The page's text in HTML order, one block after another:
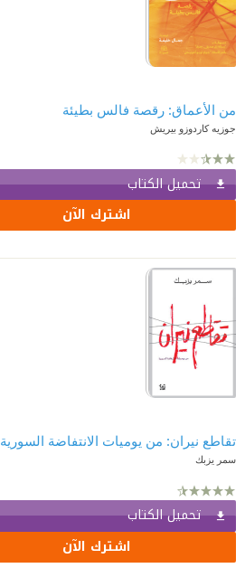
من الأعماق: رقصة فالس بطيئة
جوزيه كاردوزو بيريش
تحميل الكتاب
اشترك الآن
تقاطع نيران: من يوميات الانتفاضة السورية
سمر يزبك
تحميل الكتاب
اشترك الآن